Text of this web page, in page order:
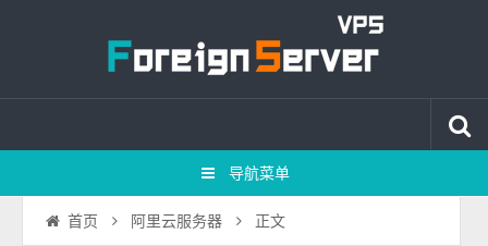
导航菜单
首页 阿里云服务器 正文